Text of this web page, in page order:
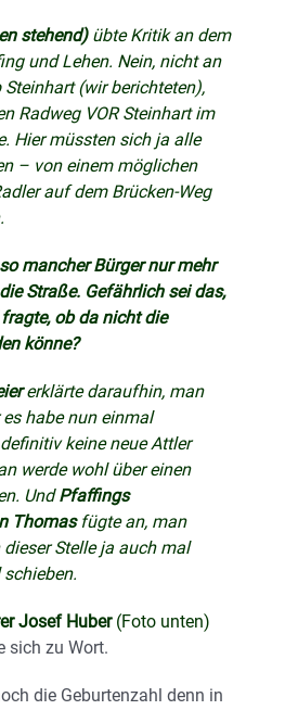
stehend) übte Kritik an dem
und Lehen. Nein, nicht an
(wir berichteten),
Radweg VOR Steinhart im
Hier müssten sich ja alle
– von einem möglichen
auf dem Brücken-Weg
mancher Bürger nur mehr
Straße. Gefährlich sei das,
ob da nicht die
könne?
erklärte daraufhin, man
habe nun einmal
keine neue Attler
werde wohl über einen
UndPfaffings
Thomasfügte an, man
Stelle ja auch mal
Josef Huber(Foto unten)
sich zu Wort.
die Geburtenzahl denn in